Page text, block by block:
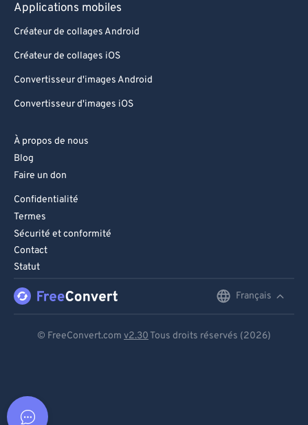
Applications mobiles
Créateur de collages Android
Créateur de collages iOS
Convertisseur d'images Android
Convertisseur d'images iOS
À propos de nous
Blog
Faire un don
Confidentialité
Termes
Sécurité et conformité
Contact
Statut
Français
© FreeConvert.com v2.30 Tous droits réservés (2026)